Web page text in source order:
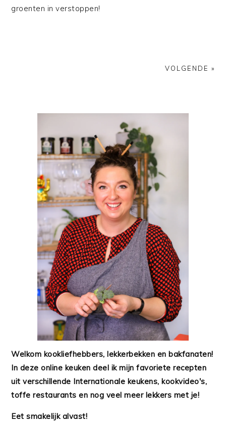
groenten in verstoppen!
VOLGENDE »
Welkom kookliefhebbers, lekkerbekken en bakfanaten!
In deze online keuken deel ik mijn favoriete recepten
uit verschillende Internationale keukens, kookvideo's,
toffe restaurants en nog veel meer lekkers met je!
Eet smakelijk alvast!